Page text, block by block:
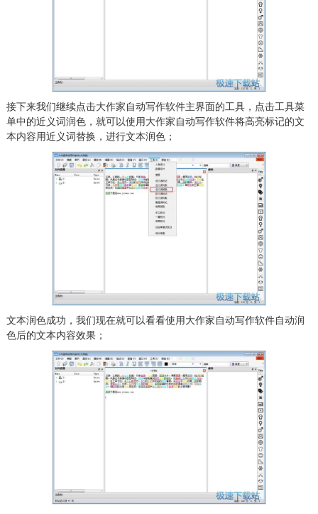
接下来我们继续点击大作家自动写作软件主界面的工具，点击工具菜
单中的近义词润色，就可以使用大作家自动写作软件将高亮标记的文
本内容用近义词替换，进行文本润色；
文本润色成功，我们现在就可以看看使用大作家自动写作软件自动润
色后的文本内容效果；